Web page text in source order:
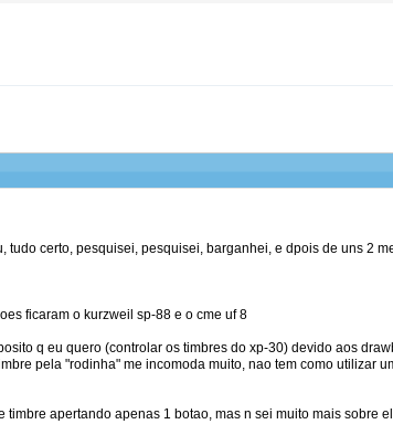
tudo certo, pesquisei, pesquisei, barganhei, e dpois de uns 2
ficaram o kurzweil sp-88 e o cme uf 8
q eu quero (controlar os timbres do xp-30) devido aos
pela "rodinha" me incomoda muito, nao tem como utilizar
timbre apertando apenas 1 botao, mas n sei muito mais sobre